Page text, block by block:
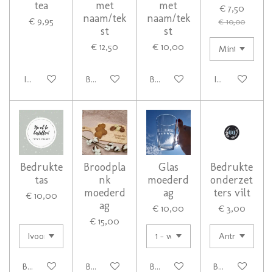
tea
€ 9,95
In winkelwagen
met
naam/tek
st
€ 12,50
Bekijk details
met
naam/tek
st
€ 10,00
Bekijk details
€ 7,50
€ 10,00
In winkelwagen
Bedrukte
tas
€ 10,00
Bekijk details
Broodpla
nk
moederd
ag
€ 15,00
Bekijk details
Glas
moederd
ag
€ 10,00
Bekijk details
Bedrukte
onderzet
ters vilt
€ 3,00
Bekijk details